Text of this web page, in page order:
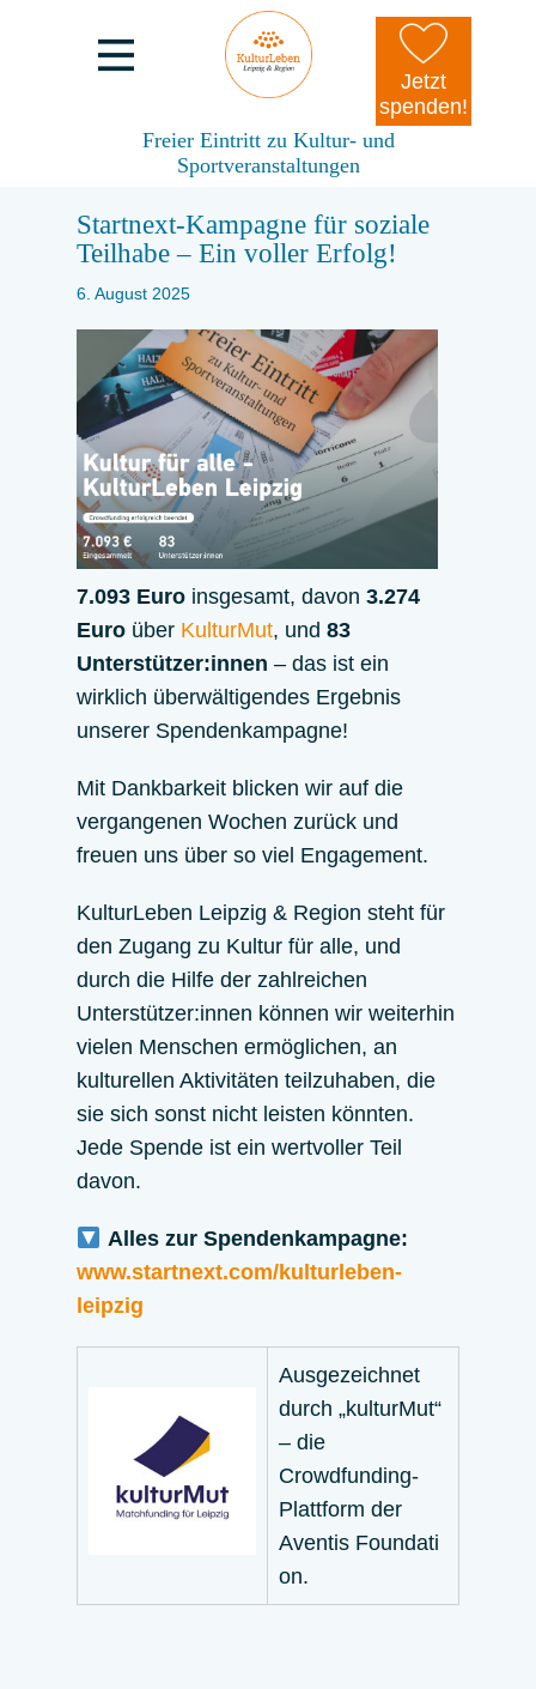
Jetzt
spenden!
Freier Eintritt zu Kultur- und
Sportveranstaltungen
Startnext-Kampagne für soziale
Teilhabe – Ein voller Erfolg!
6. August 2025
7.093 Euro insgesamt, davon 3.274
Euro über KulturMut, und 83
Unterstützer:innen – das ist ein
wirklich überwältigendes Ergebnis
unserer Spendenkampagne!
Mit Dankbarkeit blicken wir auf die
vergangenen Wochen zurück und
freuen uns über so viel Engagement.
KulturLeben Leipzig & Region steht für
den Zugang zu Kultur für alle, und
durch die Hilfe der zahlreichen
Unterstützer:innen können wir weiterhin
vielen Menschen ermöglichen, an
kulturellen Aktivitäten teilzuhaben, die
sie sich sonst nicht leisten könnten.
Jede Spende ist ein wertvoller Teil
davon.
Alles zur Spendenkampagne:
www.startnext.com/kulturleben-
leipzig
Ausgezeichnet
durch „kulturMut“
– die
Crowdfunding-
Plattform der
Aventis Foundati
on.